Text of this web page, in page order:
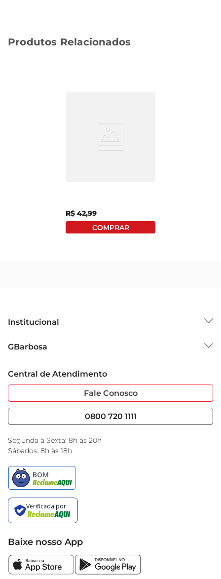
Produtos Relacionados
R$ 42,99
Institucional
Grupo Cencosud
Sobre Privacidade
Portal do Fornecedo
Nossas Lojas
GBarbosa
Garantia Estendida
Serviços
Black Friday
Encarte do Dia
Central de Atendimento
Fale Conosco
0800 720 1111
Segunda à Sexta: 8h às 20h
Sábados: 8h às 18h
Baixe nosso App